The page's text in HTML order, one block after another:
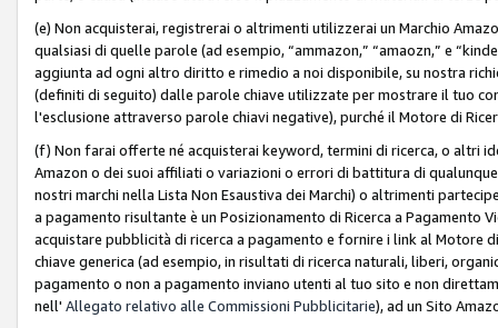
(e) Non acquisterai, registrerai o altrimenti utilizzerai un Marchio
qualsiasi di quelle parole (ad esempio, “ammazon,” “amaozn,” e
aggiunta ad ogni altro diritto e rimedio a noi disponibile, su nostra
(definiti di seguito) dalle parole chiave utilizzate per mostrare il tuo
l'esclusione attraverso parole chiavi negative), purché il Motore di
(f) Non farai offerte né acquisterai keyword, termini di ricerca, o altri
Amazon o dei suoi affiliati o variazioni o errori di battitura di
nostri marchi nella Lista Non Esaustiva dei Marchi) o altrimenti
a pagamento risultante è un Posizionamento di Ricerca a Pagamento
acquistare pubblicità di ricerca a pagamento e fornire i link al Motore
chiave generica (ad esempio, in risultati di ricerca naturali, liberi,
pagamento o non a pagamento inviano utenti al tuo sito e non
nell' Allegato relativo alle Commissioni Pubblicitarie), ad un Sito